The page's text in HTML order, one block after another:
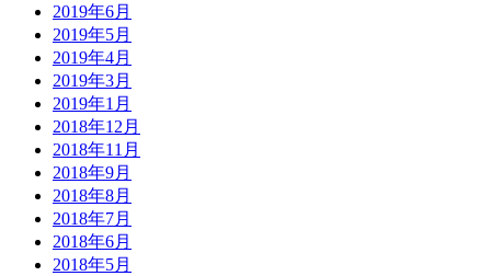
2019年6月
2019年5月
2019年4月
2019年3月
2019年1月
2018年12月
2018年11月
2018年9月
2018年8月
2018年7月
2018年6月
2018年5月